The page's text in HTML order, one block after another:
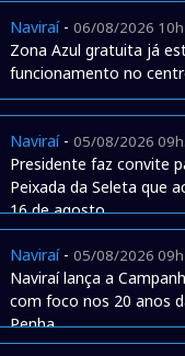
Naviraí- 06/08/2026
Zona Azul gratuita já
funcionamento no
Naviraí- 05/08/2026
Presidente faz convite
Peixada da Seleta que
16 de agosto
Naviraí- 05/08/2026
Naviraí lança a
com foco nos 20 anos
Penha